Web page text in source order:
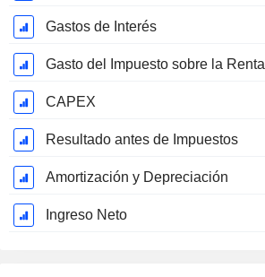
Gastos de Interés
Gasto del Impuesto sobre la Renta
CAPEX
Resultado antes de Impuestos
Amortización y Depreciación
Ingreso Neto